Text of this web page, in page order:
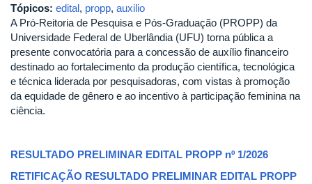
Tópicos: edital, propp, auxilio
A Pró-Reitoria de Pesquisa e Pós-Graduação (PROPP) da
Universidade Federal de Uberlândia (UFU) torna pública a
presente convocatória para a concessão de auxílio financeiro
destinado ao fortalecimento da produção científica, tecnológica
e técnica liderada por pesquisadoras, com vistas à promoção
da equidade de gênero e ao incentivo à participação feminina na
ciência.
RESULTADO PRELIMINAR EDITAL PROPP nº 1/2026
RETIFICAÇÃO RESULTADO PRELIMINAR EDITAL PROPP